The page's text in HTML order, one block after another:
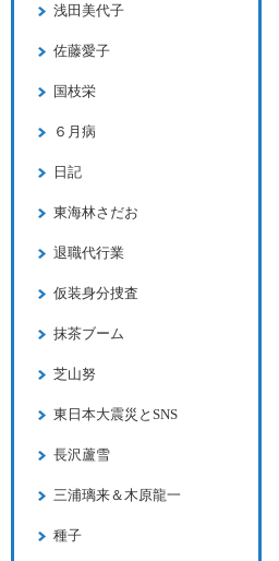
浅田美代子
佐藤愛子
国枝栄
６月病
日記
東海林さだお
退職代行業
仮装身分捜査
抹茶ブーム
芝山努
東日本大震災とSNS
長沢蘆雪
三浦璃来＆木原龍一
種子